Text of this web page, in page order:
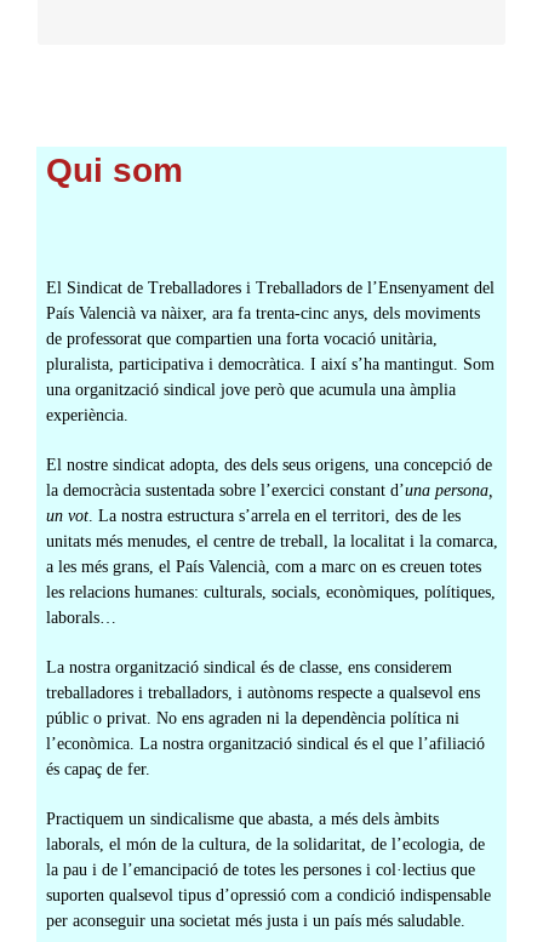
Qui som
El Sindicat de Treballadores i Treballadors de l’Ensenyament del
País Valencià va nàixer, ara fa trenta-cinc anys, dels moviments
de professorat que compartien una forta vocació unitària,
pluralista, participativa i democràtica. I així s’ha mantingut. Som
una organització sindical jove però que acumula una àmplia
experiència.
El nostre sindicat adopta, des dels seus origens, una concepció de
la democràcia sustentada sobre l’exercici constant d’una persona,
un vot. La nostra estructura s’arrela en el territori, des de les
unitats més menudes, el centre de treball, la localitat i la comarca,
a les més grans, el País Valencià, com a marc on es creuen totes
les relacions humanes: culturals, socials, econòmiques, polítiques,
laborals…
La nostra organització sindical és de classe, ens considerem
treballadores i treballadors, i autònoms respecte a qualsevol ens
públic o privat. No ens agraden ni la dependència política ni
l’econòmica. La nostra organització sindical és el que l’afiliació
és capaç de fer.
Practiquem un sindicalisme que abasta, a més dels àmbits
laborals, el món de la cultura, de la solidaritat, de l’ecologia, de
la pau i de l’emancipació de totes les persones i col·lectius que
suporten qualsevol tipus d’opressió com a condició indispensable
per aconseguir una societat més justa i un país més saludable.